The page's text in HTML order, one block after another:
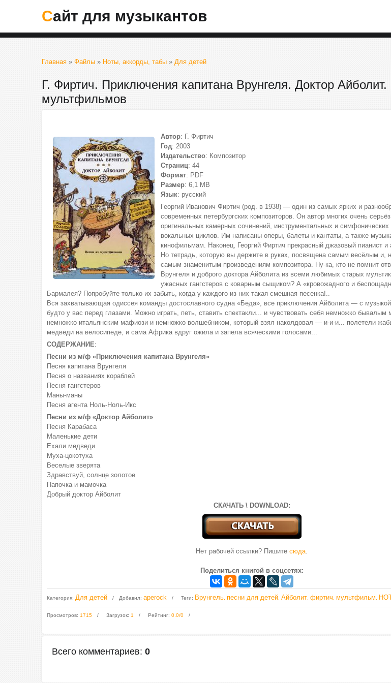
Сайт для музыкантов
Главная » Файлы » Ноты, аккорды, табы » Для детей
Г. Фиртич. Приключения капитана Врунгеля. Доктор Айболит.
мультфильмов
Автор: Г. Фиртич
Год: 2003
Издательство: Композитор
Страниц: 44
Формат: PDF
Размер: 6,1 МВ
Язык: русский
Георгий Иванович Фиртич (род. в 1938) — один из самых ярких и
современных петербургских композиторов. Он автор многих очень
оригинальных камерных сочинений, инструментальных и симфонических
вокальных циклов. Им написаны оперы, балеты и кантаты, а также
кинофильмам. Наконец, Георгий Фиртич прекрасный джазовый пианист и
Но тетрадь, которую вы держите в руках, посвящена самым весёлым и,
самым знаменитым произведениям композитора. Ну-ка, кто не помнит
Врунгеля и доброго доктора Айболита из всеми любимых старых
ужасных гангстеров с коварным сыщиком? А «кровожадного и
Бармалея? Попробуйте только их забыть, когда у каждого из них такая смешная песенка!..
Вся захватывающая одиссея команды достославного судна «Беда», все приключения Айболита — с
будто у вас перед глазами. Можно играть, петь, ставить спектакли... и чувствовать себя немножко бывалым
немножко итальянским мафиози и немножко волшебником, который взял наколдовал — и-и-и... полетели
медведи на велосипеде, и сама Африка вдруг ожила и запела всяческими голосами...
СОДЕРЖАНИЕ:
Песни из м/ф «Приключения капитана Врунгеля»
Песня капитана Врунгеля
Песня о названиях кораблей
Песня гангстеров
Маны-маны
Песня агента Ноль-Ноль-Икс
Песни из м/ф «Доктор Айболит»
Песня Карабаса
Маленькие дети
Ехали медведи
Муха-цокотуха
Веселые зверята
Здравствуй, солнце золотое
Папочка и мамочка
Добрый доктор Айболит
СКАЧАТЬ \ DOWNLOAD:
Нет рабочей ссылки? Пишите сюда.
Поделиться книгой в соцсетях:
Категория: Для детей Добавил: aperock Теги: Врунгель песни для детей Айболит фиртич мультфильм
Просмотров: 1715 Загрузок: 1 Рейтинг: 0.0/0
Всего комментариев: 0